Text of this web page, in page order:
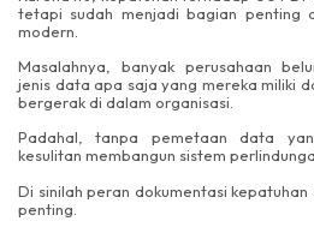
tetapi sudah menjadi bagian penting
modern.
Masalahnya, banyak perusahaan
jenis data apa saja yang mereka miliki
bergerak di dalam organisasi.
Padahal, tanpa pemetaan data
kesulitan membangun sistem
Di sinilah peran dokumentasi
penting.